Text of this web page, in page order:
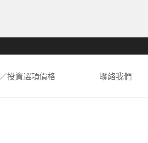
／投資選項價格 聯絡我們